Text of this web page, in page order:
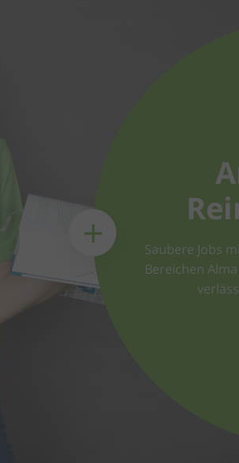
Saubere Jobs
Bereichen